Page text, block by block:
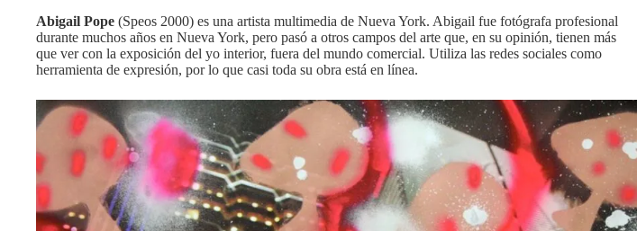
Abigail Pope (Speos 2000) es una artista multimedia de Nueva York. Abigail fue fotógrafa profesional
durante muchos años en Nueva York, pero pasó a otros campos del arte que, en su opinión, tienen más
que ver con la exposición del yo interior, fuera del mundo comercial. Utiliza las redes sociales como
herramienta de expresión, por lo que casi toda su obra está en línea.